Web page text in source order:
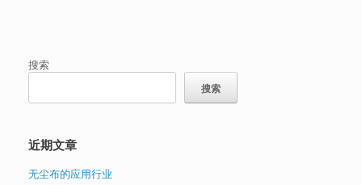
搜索
搜索
近期文章
无尘布的应用行业